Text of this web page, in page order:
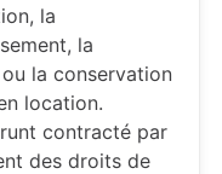
la
la
la conservation
location.
contracté par
des droits de